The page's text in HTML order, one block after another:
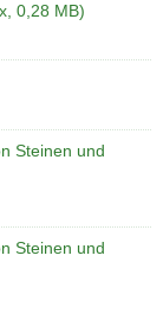
0,28 MB)
Steinen und
Steinen und